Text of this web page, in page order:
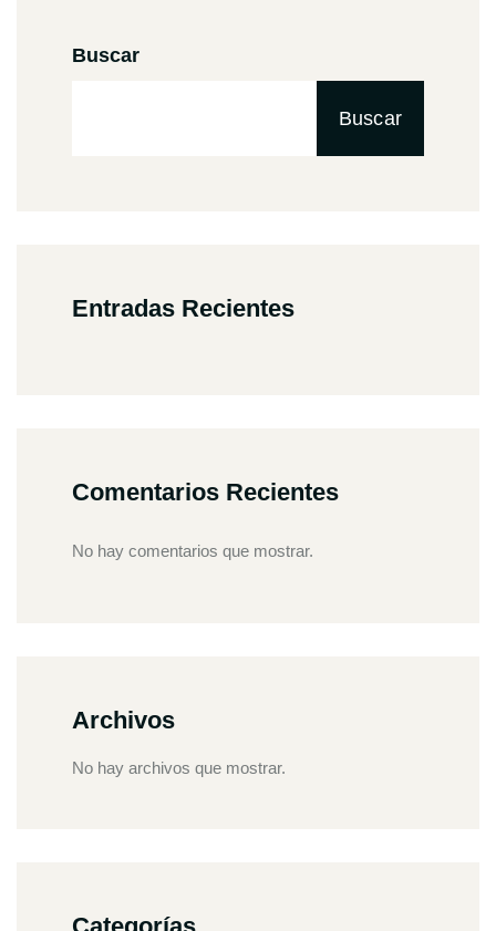
Buscar
Buscar
Entradas Recientes
Comentarios Recientes
No hay comentarios que mostrar.
Archivos
No hay archivos que mostrar.